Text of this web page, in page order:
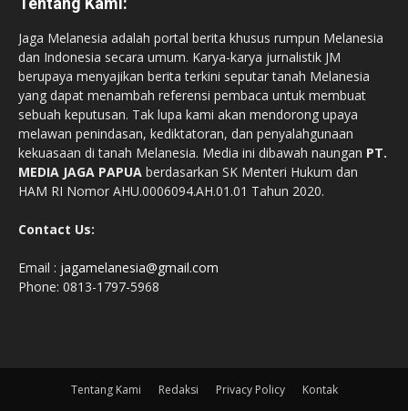
Jaga Melanesia adalah portal berita khusus rumpun Melanesia
dan Indonesia secara umum. Karya-karya jurnalistik JM
berupaya menyajikan berita terkini seputar tanah Melanesia
yang dapat menambah referensi pembaca untuk membuat
sebuah keputusan. Tak lupa kami akan mendorong upaya
melawan penindasan, kediktatoran, dan penyalahgunaan
kekuasaan di tanah Melanesia. Media ini dibawah naungan PT.
MEDIA JAGA PAPUA berdasarkan SK Menteri Hukum dan
HAM RI Nomor AHU.0006094.AH.01.01 Tahun 2020.
Contact Us:
Email : jagamelanesia@gmail.com
Phone: 0813-1797-5968
Tentang Kami Redaksi Privacy Policy Kontak